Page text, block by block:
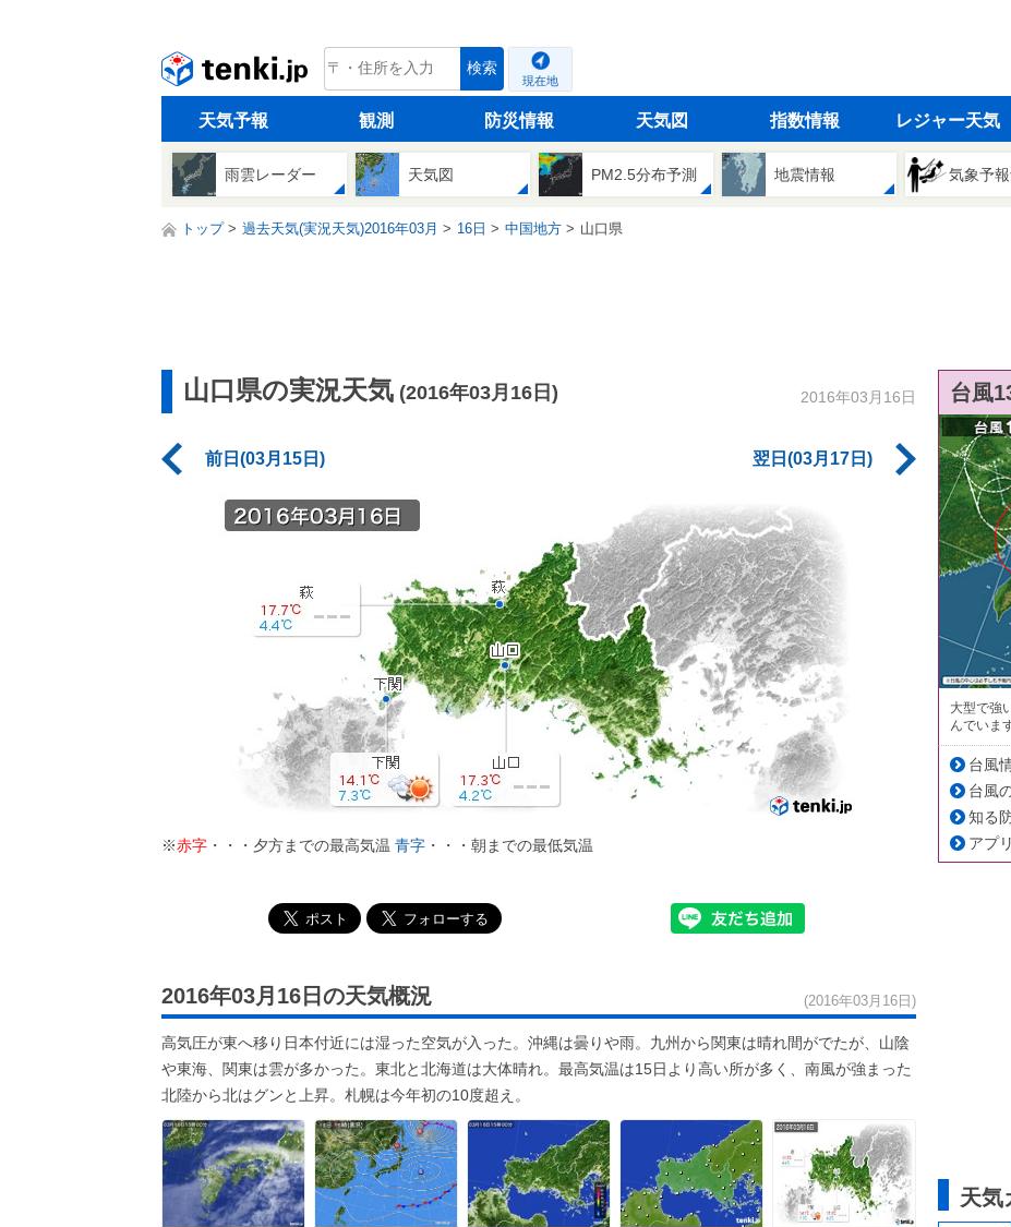
tenki.jp 検索
現在地
天気予報 観測 防災情報 天気図 指数情報 レジャー天気
雨雲レーダー 天気図 PM2.5分布予測 地震情報 気象予
トップ 過去天気(実況天気)2016年03月 16日 中国地方 山口県
山口県の実況天気 (2016年03月16日) 2016年03月16日
前日(03月15日) 翌日(03月17日)
※赤字 ・・・夕方までの最高気温 青字 ・・・朝までの最低気温
2016年03月16日の天気概況 (2016年03月16日)
高気圧が東へ移り日本付近には湿った空気が入った。沖縄は曇りや雨。九州から関東は晴れ間がでたが、山陰
や東海、関東は雲が多かった。東北と北海道は大体晴れ。最高気温は15日より高い所が多く、南風が強まった
北陸から北はグンと上昇。札幌は今年初の10度超え。
台風
大型で強
んでいま
台風
台風
知る
アプ
天気